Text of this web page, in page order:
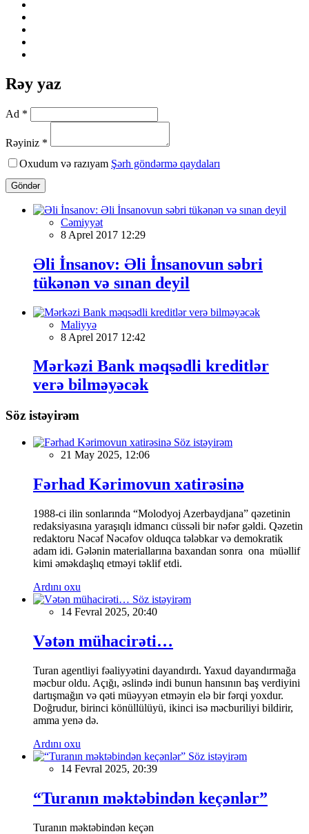
Rəy yaz
Ad *
Rəyiniz *
Oxudum və razıyam Şərh göndərmə qaydaları
Göndər
Cəmiyyət
8 Aprel 2017 12:29
Əli İnsanov: Əli İnsanovun səbri
tükənən və sınan deyil
Maliyyə
8 Aprel 2017 12:42
Mərkəzi Bank məqsədli kreditlər
verə bilməyəcək
Söz istəyirəm
Söz istəyirəm
21 May 2025, 12:06
Fərhad Kərimovun xatirəsinə
1988-ci ilin sonlarında “Molodyoj Azerbaydjana” qəzetinin
redaksiyasına yaraşıqlı idmancı cüssəli bir nəfər gəldi. Qəzetin
redaktoru Nəcəf Nəcəfov olduqca tələbkar və demokratik
adam idi. Gələnin materiallarına baxandan sonra ona müəllif
kimi əməkdaşlıq etməyi təklif etdi.
Ardını oxu
Söz istəyirəm
14 Fevral 2025, 20:40
Vətən mühacirəti…
Turan agentliyi fəaliyyətini dayandırdı. Yaxud dayandırmağa
məcbur oldu. Açığı, əslində indi bunun hansının baş verdiyini
dartışmağın və qəti müəyyən etməyin elə bir fərqi yoxdur.
Doğrudur, birinci könüllülüyü, ikinci isə məcburiliyi bildirir,
amma yenə də.
Ardını oxu
Söz istəyirəm
14 Fevral 2025, 20:39
“Turanın məktəbindən keçənlər”
Turanın məktəbindən keçən